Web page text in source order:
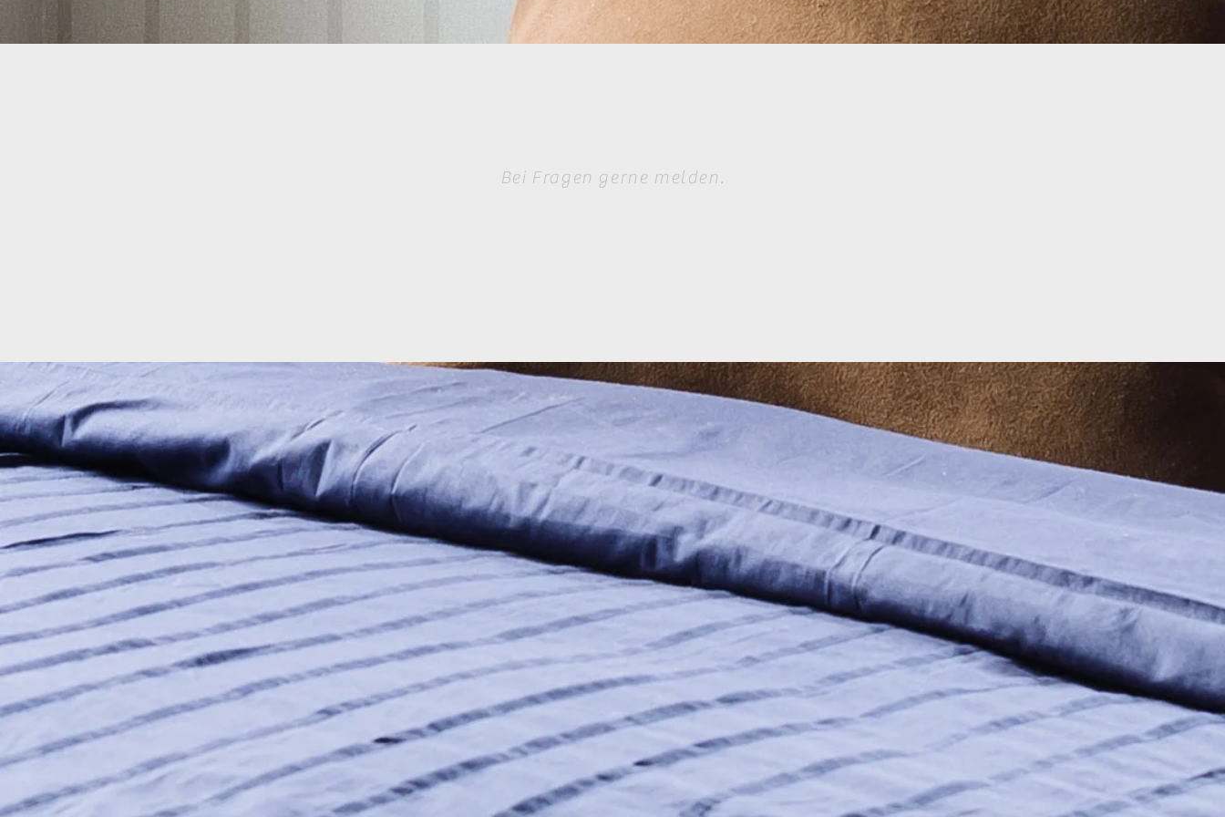
Bei Fragen gerne melden.